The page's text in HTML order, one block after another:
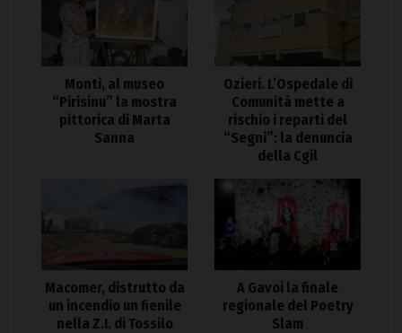
Monti, al museo
“Pirisinu” la mostra
pittorica di Marta
Sanna
Ozieri. L’Ospedale di
Comunità mette a
rischio i reparti del
“Segni”: la denuncia
della Cgil
Macomer, distrutto da
un incendio un fienile
nella Z.I. di Tossilo
A Gavoi la finale
regionale del Poetry
Slam